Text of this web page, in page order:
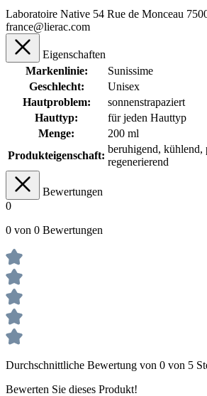
Laboratoire Native 54 Rue de Monceau
france@lierac.com
Eigenschaften
Markenlinie:
Sunissime
Geschlecht:
Unisex
Hautproblem:
sonnenstrapaziert
Hauttyp:
für jeden Hauttyp
Menge:
200 ml
Produkteigenschaft:
beruhigend, kühlend,
regenerierend
Bewertungen
0
0 von 0 Bewertungen
Durchschnittliche Bewertung von 0 von 5
Bewerten Sie dieses Produkt!